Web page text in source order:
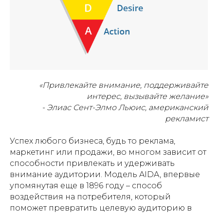
«Привлекайте внимание, поддерживайте
интерес, вызывайте желание»
- Элиас Сент-Элмо Льюис, американский
рекламист
Успех любого бизнеса, будь то реклама,
маркетинг или продажи, во многом зависит от
способности привлекать и удерживать
внимание аудитории. Модель AIDA, впервые
упомянутая еще в 1896 году – способ
воздействия на потребителя, который
поможет превратить целевую аудиторию в